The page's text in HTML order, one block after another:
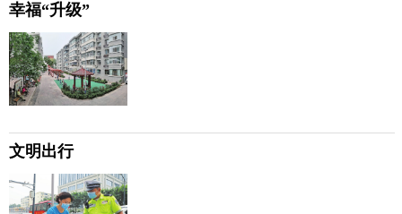
幸福“升级”
文明出行